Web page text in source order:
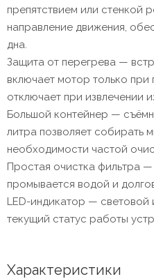
препятствием или стенкой
направление движения,
дна.
Защита от перегрева —
включает мотор только
отключает при извлечении
Большой контейнер —
литра позволяет собирать
необходимости частой
Простая очистка фильтра —
промывается водой и
LED-индикатор —
текущий статус работы
Характеристики